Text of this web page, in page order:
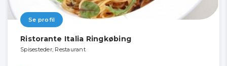
Se profil
Ristorante Italia Ringkøbing
Spisesteder, Restaurant